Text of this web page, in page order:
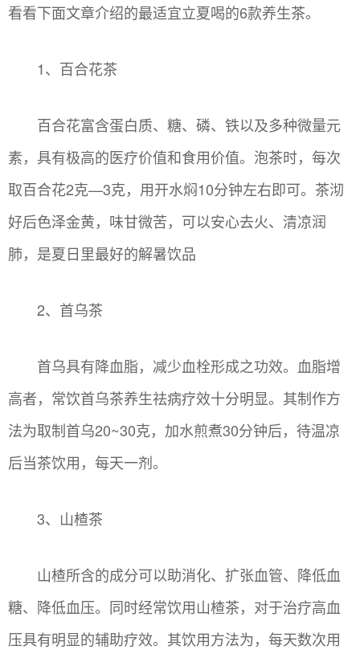
看看下面文章介绍的最适宜立夏喝的6款养生茶。
1、百合花茶
百合花富含蛋白质、糖、磷、铁以及多种微量元
素，具有极高的医疗价值和食用价值。泡茶时，每次
取百合花2克—3克，用开水焖10分钟左右即可。茶沏
好后色泽金黄，味甘微苦，可以安心去火、清凉润
肺，是夏日里最好的解暑饮品
2、首乌茶
首乌具有降血脂，减少血栓形成之功效。血脂增
高者，常饮首乌茶养生祛病疗效十分明显。其制作方
法为取制首乌20~30克，加水煎煮30分钟后，待温凉
后当茶饮用，每天一剂。
3、山楂茶
山楂所含的成分可以助消化、扩张血管、降低血
糖、降低血压。同时经常饮用山楂茶，对于治疗高血
压具有明显的辅助疗效。其饮用方法为，每天数次用